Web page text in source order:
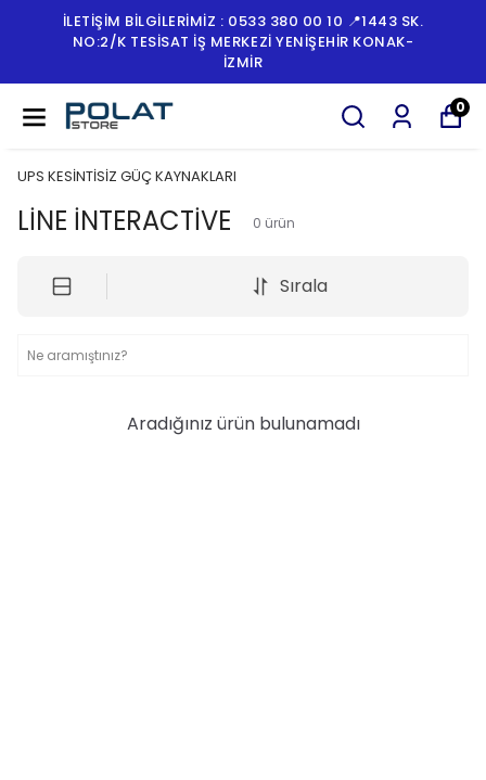
İLETİŞİM BİLGİLERİMİZ : 0533 380 00 10 📍1443 SK.
NO:2/K TESISAT İŞ MERKEZI YENIŞEHIR KONAK-
İZMİR
0
UPS KESİNTİSİZ GÜÇ KAYNAKLARI
LİNE İNTERACTİVE 0 ürün
Sırala
Aradığınız ürün bulunamadı